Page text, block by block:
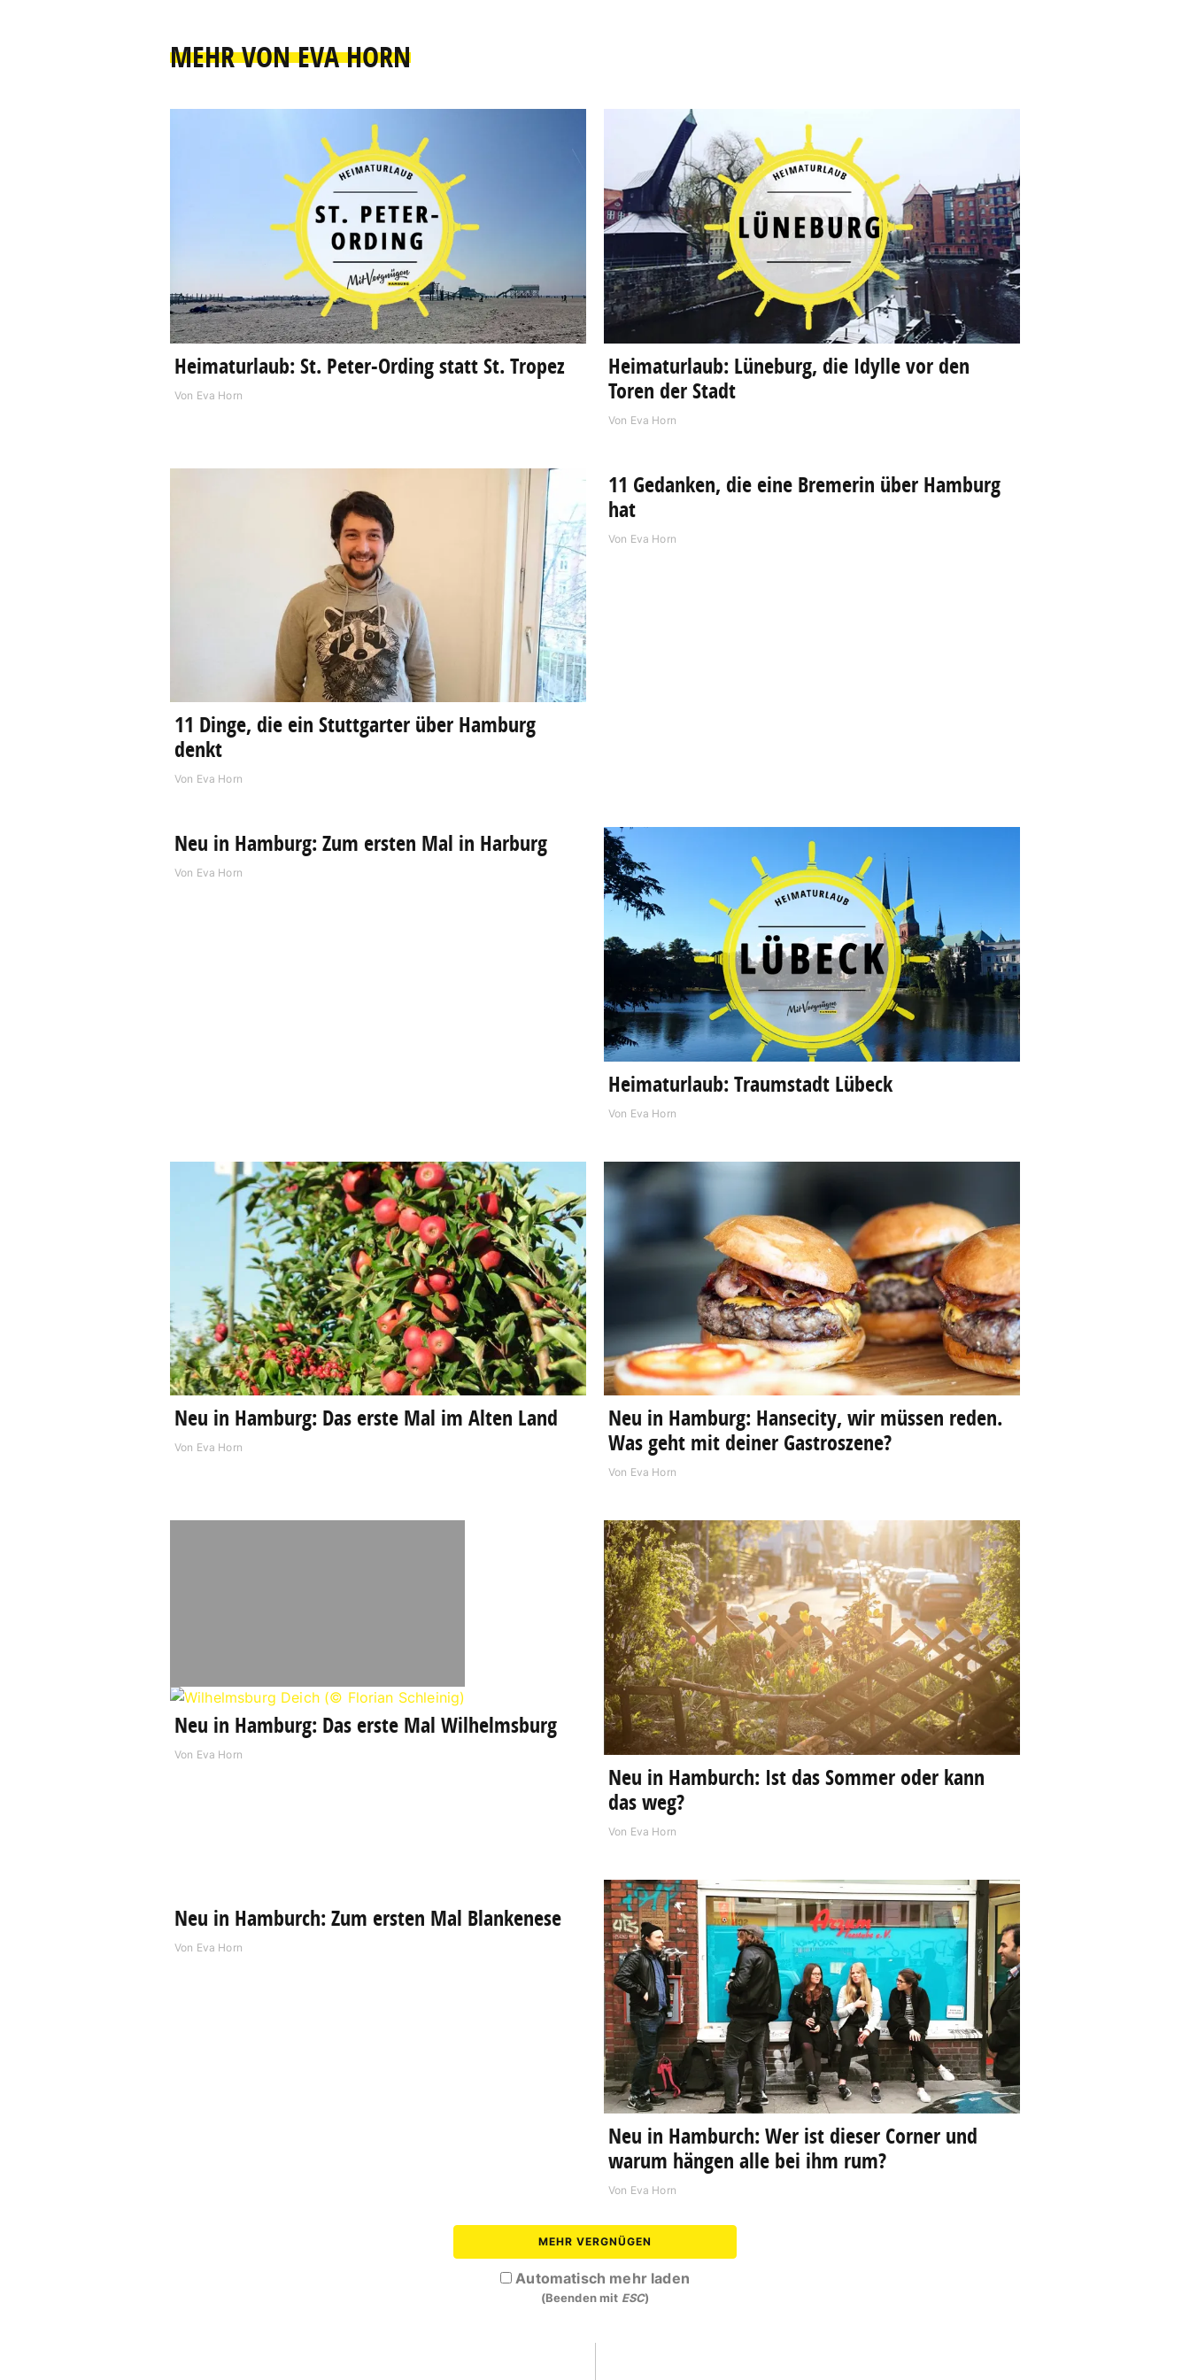
MEHR VON EVA HORN
Heimaturlaub: St. Peter-Ording statt St. Tropez
Von Eva Horn
Heimaturlaub: Lüneburg, die Idylle vor den
Toren der Stadt
Von Eva Horn
11 Dinge, die ein Stuttgarter über Hamburg
denkt
Von Eva Horn
11 Gedanken, die eine Bremerin über Hamburg
hat
Von Eva Horn
Neu in Hamburg: Zum ersten Mal in Harburg
Von Eva Horn
Heimaturlaub: Traumstadt Lübeck
Von Eva Horn
Neu in Hamburg: Das erste Mal im Alten Land
Von Eva Horn
Neu in Hamburg: Hansecity, wir müssen reden.
Was geht mit deiner Gastroszene?
Von Eva Horn
Neu in Hamburg: Das erste Mal Wilhelmsburg
Von Eva Horn
Neu in Hamburch: Ist das Sommer oder kann
das weg?
Von Eva Horn
Neu in Hamburch: Zum ersten Mal Blankenese
Von Eva Horn
Neu in Hamburch: Wer ist dieser Corner und
warum hängen alle bei ihm rum?
Von Eva Horn
MEHR VERGNÜGEN
Automatisch mehr laden
(Beenden mit ESC)